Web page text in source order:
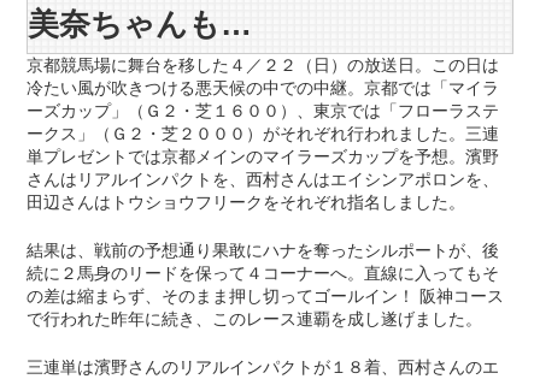
美奈ちゃんも…
京都競馬場に舞台を移した４／２２（日）の放送日。この日は
冷たい風が吹きつける悪天候の中での中継。京都では「マイラ
ーズカップ」（Ｇ２・芝１６００）、東京では「フローラステ
ークス」（Ｇ２・芝２０００）がそれぞれ行われました。三連
単プレゼントでは京都メインのマイラーズカップを予想。濱野
さんはリアルインパクトを、西村さんはエイシンアポロンを、
田辺さんはトウショウフリークをそれぞれ指名しました。
結果は、戦前の予想通り果敢にハナを奪ったシルポートが、後
続に２馬身のリードを保って４コーナーへ。直線に入ってもそ
の差は縮まらず、そのまま押し切ってゴールイン！ 阪神コース
で行われた昨年に続き、このレース連覇を成し遂げました。
三連単は濱野さんのリアルインパクトが１８着、西村さんのエ